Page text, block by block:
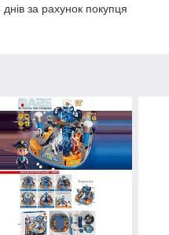
за рахунок покупця